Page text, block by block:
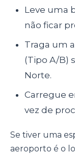
Leve uma
não ficar
Traga um
(Tipo A/B)
Norte.
Carregue
vez de
Se tiver uma
aeroporto é o